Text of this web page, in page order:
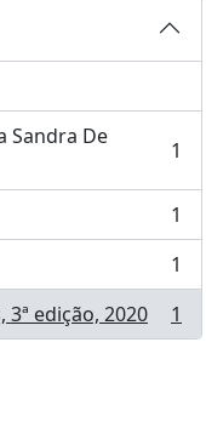
Sandra De
1
1
1
3ª edição, 2020
1